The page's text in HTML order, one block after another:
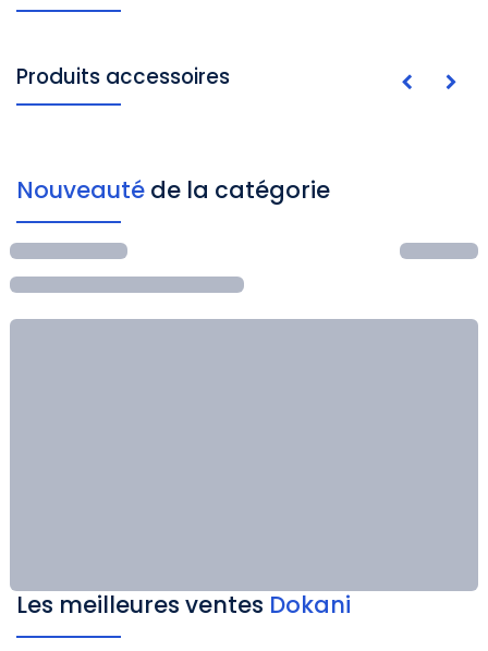
Produits accessoires
Nouveauté de la catégorie
Les meilleures ventes Dokani